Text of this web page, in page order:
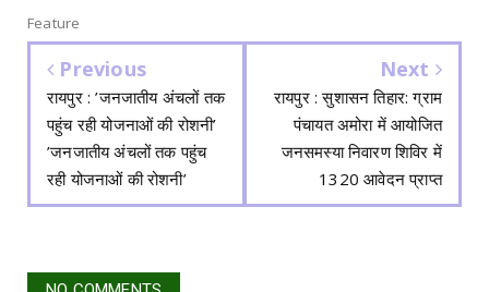
Feature
Previous
रायपुर : ’जनजातीय अंचलों तक
पहुंच रही योजनाओं की रोशनी’
’जनजातीय अंचलों तक पहुंच
रही योजनाओं की रोशनी’
Next
रायपुर : सुशासन तिहार: ग्राम
पंचायत अमोरा में आयोजित
जनसमस्या निवारण शिविर में
1320 आवेदन प्राप्त